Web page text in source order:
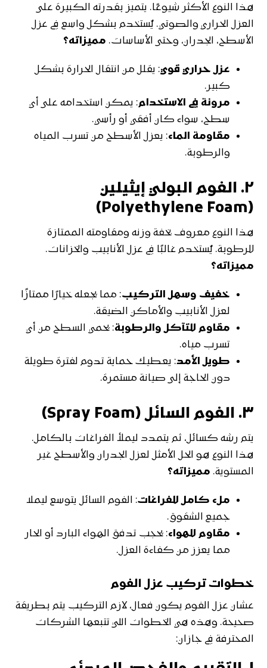
هذا النوع الأكثر شيوعًا. يتميز بقدرته الكبيرة على
العزل الحراري والصوتي. يُستخدم بشكل واسع في عزل
الأسطح، الجدران، وحتى الأساسات. مميزاته؟
عزل حراري قوي: يقلل من انتقال الحرارة بشكل
كبير.
مرونة في الاستخدام: يمكن استخدامه على أي
سطح، سواء كان أفقي أو رأسي.
مقاومة الماء: يعزل الأسطح من تسرب المياه
والرطوبة.
٢. الفوم البولي إيثيلين
(Polyethylene Foam)
هذا النوع معروف بخفة وزنه ومقاومته الممتازة
للرطوبة. يُستخدم غالبًا في عزل الأنابيب والخزانات.
مميزاته؟
خفيف وسهل التركيب: مما يجعله خيارًا ممتازًا
لعزل الأنابيب والأماكن الضيقة.
مقاوم للتآكل والرطوبة: يحمي السطح من أي
تسرب مياه.
طويل الأمد: يعطيك حماية تدوم لفترة طويلة
دون الحاجة إلى صيانة مستمرة.
٣. الفوم السائل (Spray Foam)
يتم رشه كسائل، ثم يتمدد ليملأ الفراغات بالكامل.
هذا النوع هو الحل الأمثل لعزل الجدران والأسطح غير
المستوية. مميزاته؟
ملء كامل للفراغات: الفوم السائل يتوسع ليملا
جميع الشقوق.
مقاوم للهواء: يحجب تدفق الهواء البارد أو الحار
مما يعزز من كفاءة العزل.
خطوات تركيب عزل الفوم
عشان عزل الفوم يكون فعال، لازم التركيب يتم بطريقة
صحيحة. وهذه هي الخطوات اللي تتبعها الشركات
المحترفة في جازان: